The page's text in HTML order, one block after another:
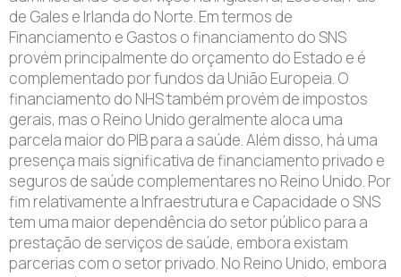
de Gales e Irlanda do Norte. Em termos de
Financiamento e Gastos o financiamento do SNS
provém principalmente do orçamento do Estado e é
complementado por fundos da União Europeia. O
financiamento do NHS também provém de impostos
gerais, mas o Reino Unido geralmente aloca uma
parcela maior do PIB para a saúde. Além disso, há uma
presença mais significativa de financiamento privado e
seguros de saúde complementares no Reino Unido. Por
fim relativamente a Infraestrutura e Capacidade o SNS
tem uma maior dependência do setor público para a
prestação de serviços de saúde, embora existam
parcerias com o setor privado. No Reino Unido, embora